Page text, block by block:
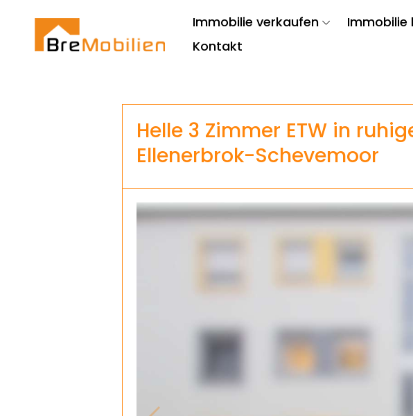
Immobilie verkaufen Immobilie
Kontakt
Helle 3 Zimmer ETW in
Ellenerbrok-Schevemoor